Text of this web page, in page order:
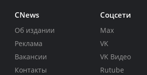
CNews
Об издании
Реклама
Вакансии
Контакты
Соцсети
Max
VK
VK Видео
Rutube